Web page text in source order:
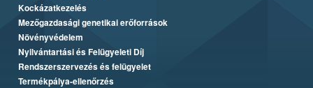
Kockázatkezelés
Mezőgazdasági genetikai erőforrások
Növényvédelem
Nyilvántartási és Felügyeleti Díj
Rendszerszervezés és felügyelet
Termékpálya-ellenőrzés